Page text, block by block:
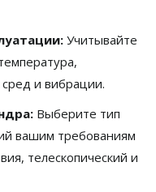
Учитывайте
и вибрации.
Выберите тип
вашим требованиям
телескопический и